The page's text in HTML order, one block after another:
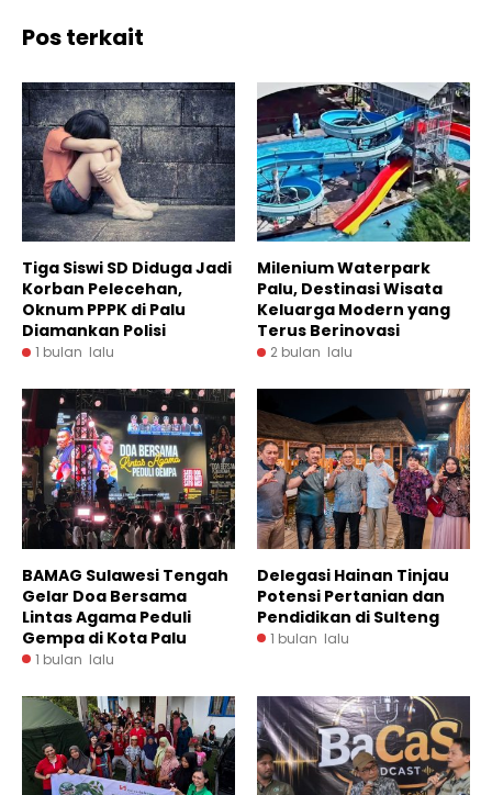
Pos terkait
Tiga Siswi SD Diduga Jadi
Korban Pelecehan,
Oknum PPPK di Palu
Diamankan Polisi
1 bulan lalu
Milenium Waterpark
Palu, Destinasi Wisata
Keluarga Modern yang
Terus Berinovasi
2 bulan lalu
BAMAG Sulawesi Tengah
Gelar Doa Bersama
Lintas Agama Peduli
Gempa di Kota Palu
1 bulan lalu
Delegasi Hainan Tinjau
Potensi Pertanian dan
Pendidikan di Sulteng
1 bulan lalu